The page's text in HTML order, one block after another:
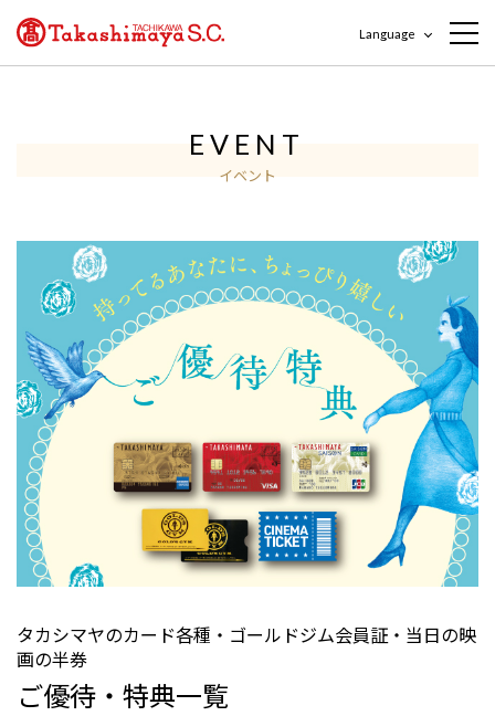
Language
EVENT
イベント
タカシマヤのカード各種・ゴールドジム会員証・当日の映
画の半券
ご優待・特典一覧